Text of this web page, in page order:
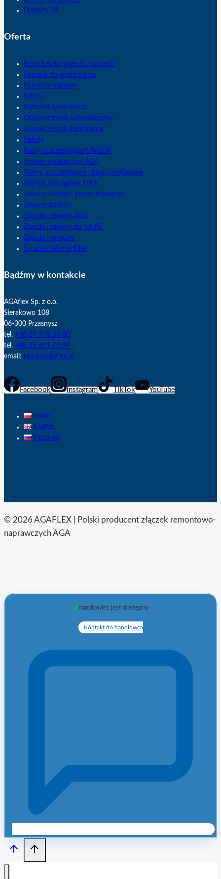
Projekty UE
Oferta
Karty katalogowe do pobrania
Konsola do wodomierza
Kołnierze stalowe
Króćce
Kształtki spawalnicze
Odpowietrznik automatyczny
Opaski ze stali nierdzewnej
Pakuły
Pasty uszczelniające UNILUX
System instalacyjny AGA
Taśmy uszczelniające i pasty poślizgowe
Wężyki rozciągliwe FLEX
Zawory skośne i proste mosiężne
Zawory żeliwne
Złączki i obejmy AGA
Złączki i zawory do rur PE
Złączki mosiężne
Łączniki żeliwne Elite
Bądźmy w kontakcie
AGAflex Sp. z o.o.
Sierakowo 108
06-300 Przasnysz
tel. +48 29 746 33 80
tel. +48 29 691 70 94
email: biuro@agaflex.pl
Facebook Instagram TikTok YouTube
Polski
English
Русский
© 2026 AGAFLEX | Polski producent złączek remontowo-
naprawczych AGA
handlowiec jest dostępny
Kontakt do handlowca